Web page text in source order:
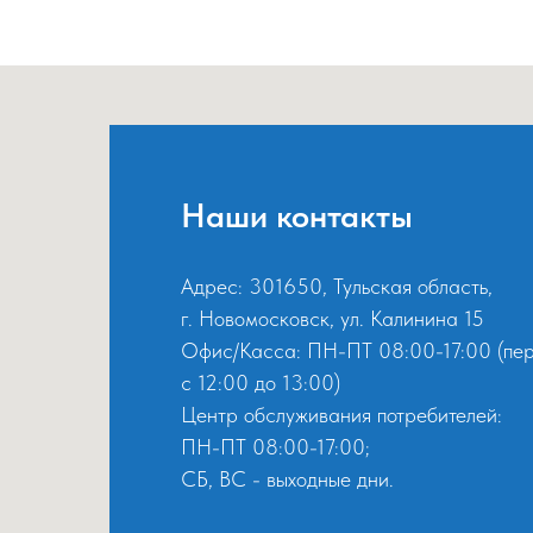
Наши контакты
Адрес: 301650, Тульская область,
г. Новомосковск, ул. Калинина 15
Офис/Касса: ПН-ПТ 08:00-17:00
с 12:00 до 13:00)
Центр обслуживания потребителей:
ПН-ПТ 08:00-17:00;
СБ, ВС - выходные дни.